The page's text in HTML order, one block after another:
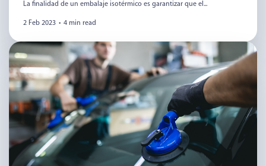
La finalidad de un embalaje isotérmico es garantizar que el...
2 Feb 2023 • 4 min read